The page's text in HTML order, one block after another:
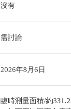
沒有
需討論
2026年8月6日
臨時測量面積/約